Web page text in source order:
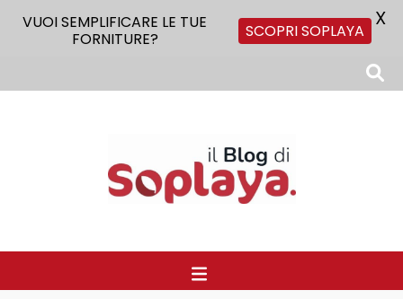
VUOI SEMPLIFICARE LE TUE
FORNITURE?
SCOPRI SOPLAYA X